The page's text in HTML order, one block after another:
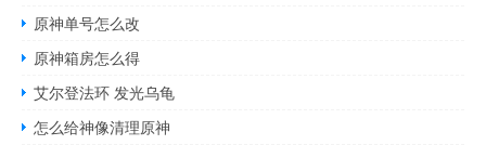
原神单号怎么改
原神箱房怎么得
艾尔登法环 发光乌龟
怎么给神像清理原神